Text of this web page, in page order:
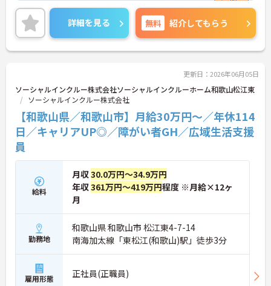
数施設を横断的に担当し、現場支援とパートスタッ
フのサポートを行うハイクラスなポジションです。
最新設備とバリアフリーが完備され、スタッフの身
体的負担が少なく、広域手当5万円が付与されるこ
とで高い給与水準を実現しています。年間休日114
効率化など、ワークライフバランスを保ちながら定
年70歳まで長期的に活躍できる制度が盤石に整って
います。複数施設を経験することで培われるマネジ
メント視点は、将来的なエリアマネージャーへのキ
ャリアアップにも直結しており、最新の環境で専門
性を発揮したいプロフェッショナルの方にお勧めで
す。
★おすすめPOINT★
・広域支援員として複数のホームを巡るため、各ホ
ームのパートスタッフの教育やサポートにも携わる
ことができ、現場の介助業務にとどまらず、施設運
営や人材育成の視点を養うことで、将来のエリアマ
ネージャー候補としてのステップアップに直結しま
す。
・定年70歳、再雇用75歳までという業界屈指の制度
があり、20代から60代まで幅広い年代が活躍してい
ます。年間休日も114日確保されているため、無理
なく長期的なキャリアを築いていただけます。
・全施設がバリアフリー設計かつ最新設備を備えて
詳細を見る 無料 紹介してもらう
更新日：2026年06月05日
ソーシャルインクルー株式会社ソーシャルインクルーホーム和歌山松江東
ソーシャルインクルー株式会社
【和歌山県／和歌山市】月給30万円～／年休114
日／キャリアUP◎／障がい者GH／広域生活支援
員
給料
月収30.0万円～34.9万円
年収361万円～419万円程度 ※月給×12ヶ
月
勤務地
和歌山県 和歌山市 松江東4-7-14
南海加太線「東松江(和歌山)駅」徒歩3分
雇用形態 正社員(正職員)